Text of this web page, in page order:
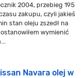
2004, przebieg 195
zakupu, czyli jakieś
stan oleju zszedł na
wymienić
Navara olej w